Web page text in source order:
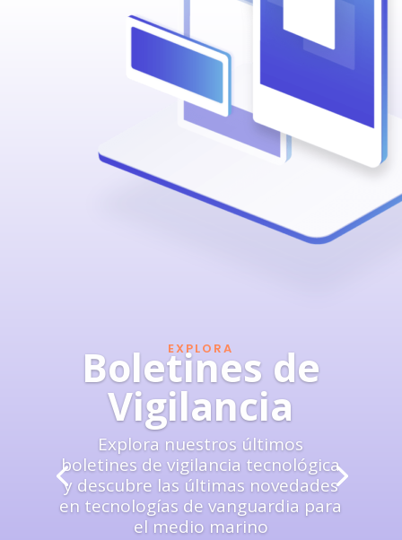
EXPLORA
Boletines de
Vigilancia
Explora nuestros últimos
boletines de vigilancia tecnológica
y descubre las últimas novedades
en tecnologías de vanguardia para
el medio marino